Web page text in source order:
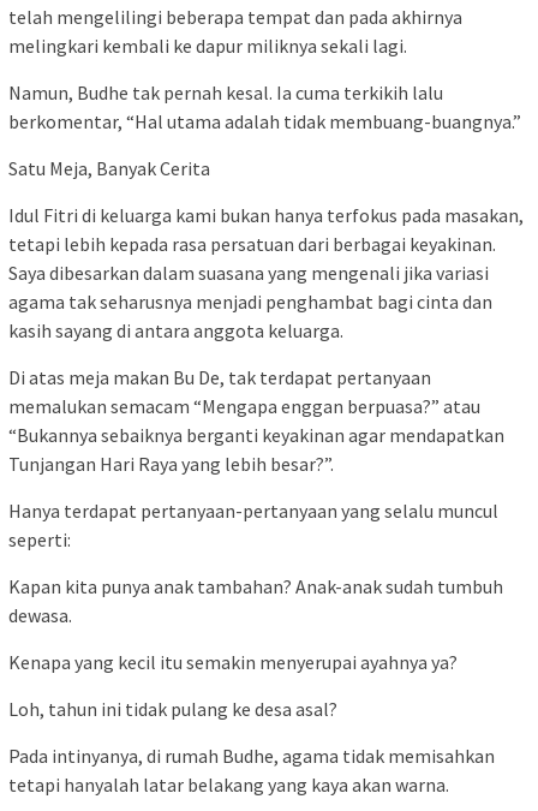
telah mengelilingi beberapa tempat dan pada akhirnya
melingkari kembali ke dapur miliknya sekali lagi.
Namun, Budhe tak pernah kesal. Ia cuma terkikih lalu
berkomentar, “Hal utama adalah tidak membuang-buangnya.”
Satu Meja, Banyak Cerita
Idul Fitri di keluarga kami bukan hanya terfokus pada masakan,
tetapi lebih kepada rasa persatuan dari berbagai keyakinan.
Saya dibesarkan dalam suasana yang mengenali jika variasi
agama tak seharusnya menjadi penghambat bagi cinta dan
kasih sayang di antara anggota keluarga.
Di atas meja makan Bu De, tak terdapat pertanyaan
memalukan semacam “Mengapa enggan berpuasa?” atau
“Bukannya sebaiknya berganti keyakinan agar mendapatkan
Tunjangan Hari Raya yang lebih besar?”.
Hanya terdapat pertanyaan-pertanyaan yang selalu muncul
seperti:
Kapan kita punya anak tambahan? Anak-anak sudah tumbuh
dewasa.
Kenapa yang kecil itu semakin menyerupai ayahnya ya?
Loh, tahun ini tidak pulang ke desa asal?
Pada intinyanya, di rumah Budhe, agama tidak memisahkan
tetapi hanyalah latar belakang yang kaya akan warna.